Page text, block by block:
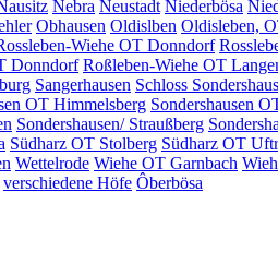
Nebra Neustadt Niederbösa
Obhausen Oldislben Oldisleben,
Wiehe OT Donndorf
Donndorf Roßleben-Wiehe OT
Sangerhausen Schloss
OT Himmelsberg Sondershausen
Sondershausen/ Straußberg
Südharz OT Stolberg Südharz OT
Wettelrode Wiehe OT Garnbach
verschiedene Höfe Ôberbösa